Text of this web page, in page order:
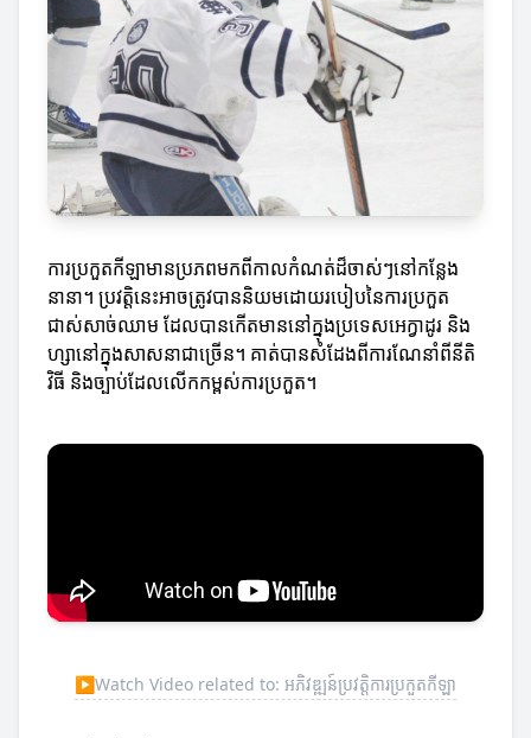
ការប្រកួតកីឡាមានប្រភពមកពីកាលកំណត់ដ៏ចាស់ៗនៅកន្លែង
នានា។ ប្រវត្តិនេះអាចត្រូវបាននិយមដោយរបៀបនៃការប្រកួត
ជាស់សាច់ឈាម ដែលបានកើតមាននៅក្នុងប្រទេសអេក្វាដូរ និង
ហ្សានៅក្នុងសាសនាជាច្រើន។ គាត់បានសំដែងពីការណែនាំពីនីតិ
វិធី និងច្បាប់ដែលលើកកម្ពស់ការប្រកួត។
▶Watch Video related to: អភិវឌ្ឍន៍ប្រវត្តិការប្រកួតកីឡា